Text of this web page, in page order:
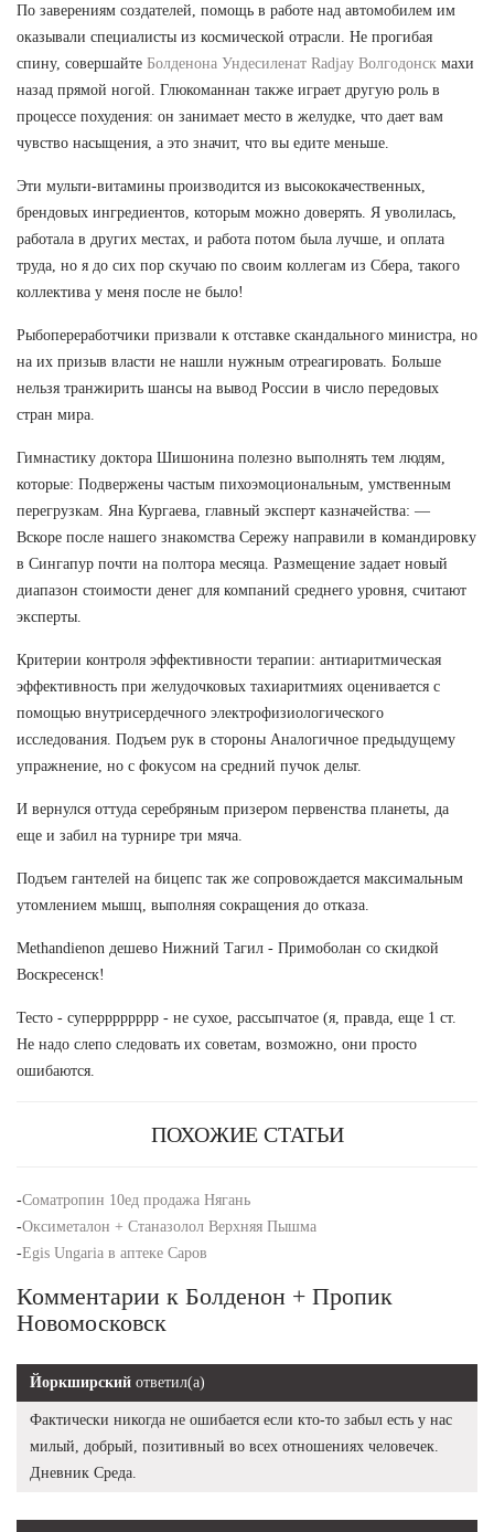
По заверениям создателей, помощь в работе над автомобилем им
оказывали специалисты из космической отрасли. Не прогибая
спину, совершайте Болденона Ундесиленат Radjay Волгодонск махи
назад прямой ногой. Глюкоманнан также играет другую роль в
процессе похудения: он занимает место в желудке, что дает вам
чувство насыщения, а это значит, что вы едите меньше.
Эти мульти-витамины производится из высококачественных,
брендовых ингредиентов, которым можно доверять. Я уволилась,
работала в других местах, и работа потом была лучше, и оплата
труда, но я до сих пор скучаю по своим коллегам из Сбера, такого
коллектива у меня после не было!
Рыбопереработчики призвали к отставке скандального министра, но
на их призыв власти не нашли нужным отреагировать. Больше
нельзя транжирить шансы на вывод России в число передовых
стран мира.
Гимнастику доктора Шишонина полезно выполнять тем людям,
которые: Подвержены частым пихоэмоциональным, умственным
перегрузкам. Яна Кургаева, главный эксперт казначейства: —
Вскоре после нашего знакомства Сережу направили в командировку
в Сингапур почти на полтора месяца. Размещение задает новый
диапазон стоимости денег для компаний среднего уровня, считают
эксперты.
Критерии контроля эффективности терапии: антиаритмическая
эффективность при желудочковых тахиаритмиях оценивается с
помощью внутрисердечного электрофизиологического
исследования. Подъем рук в стороны Аналогичное предыдущему
упражнение, но с фокусом на средний пучок дельт.
И вернулся оттуда серебряным призером первенства планеты, да
еще и забил на турнире три мяча.
Подъем гантелей на бицепс так же сопровождается максимальным
утомлением мышц, выполняя сокращения до отказа.
Methandienon дешево Нижний Тагил - Примоболан со скидкой
Воскресенск!
Тесто - суперррррррр - не сухое, рассыпчатое (я, правда, еще 1 ст.
Не надо слепо следовать их советам, возможно, они просто
ошибаются.
ПОХОЖИЕ СТАТЬИ
-Cоматропин 10ед продажа Нягань
-Оксиметалон + Станазолол Верхняя Пышма
-Egis Ungaria в аптеке Саров
Комментарии к Болденон + Пропик
Новомосковск
Йоркширский ответил(а)
Фактически никогда не ошибается если кто-то забыл есть у нас
милый, добрый, позитивный во всех отношениях человечек.
Дневник Среда.